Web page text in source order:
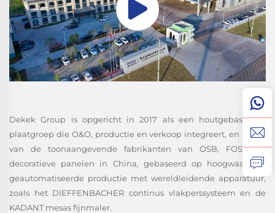
Dekek Group is opgericht in 2017 als een houtgebaseerde
plaatgroep die O&O, productie en verkoop integreert, en is een
van de toonaangevende fabrikanten van OSB, FOSB en
decoratieve panelen in China, gebaseerd op hoogwaardige
geautomatiseerde productie met wereldleidende apparatuur,
zoals het DIEFFENBACHER continus vlakperssysteem en de
KADANT mesas fijnmaler.